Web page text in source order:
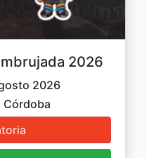
2026
2026
Córdoba